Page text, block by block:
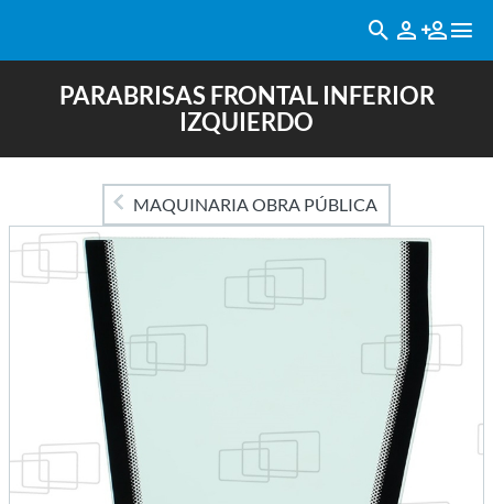
PARABRISAS FRONTAL INFERIOR
IZQUIERDO
MAQUINARIA OBRA PÚBLICA